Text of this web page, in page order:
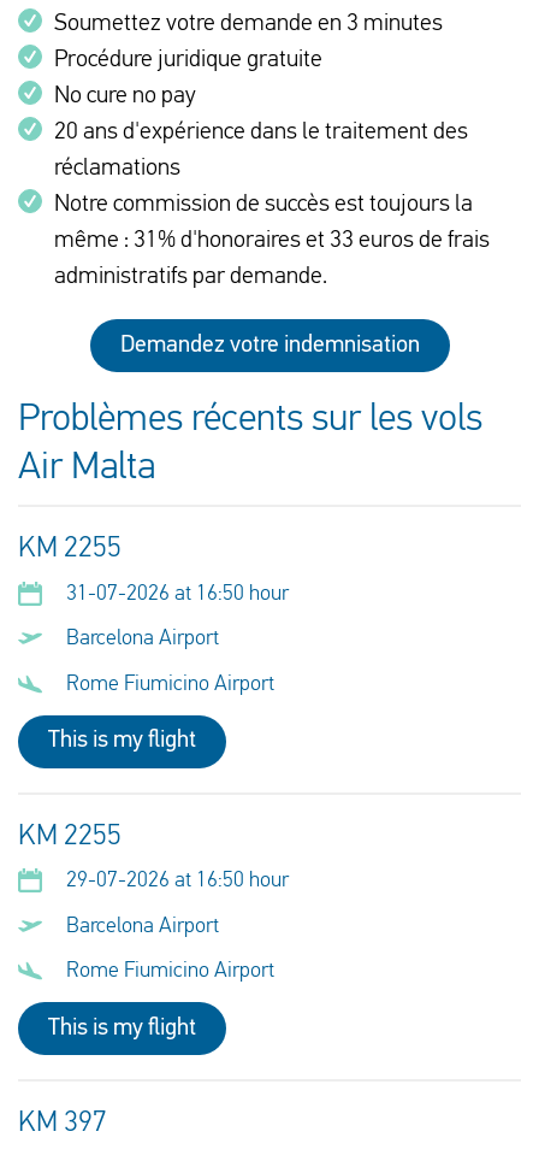
Soumettez votre demande en 3 minutes
Procédure juridique gratuite
No cure no pay
20 ans d'expérience dans le traitement des
réclamations
Notre commission de succès est toujours la
même : 31% d'honoraires et 33 euros de frais
administratifs par demande.
Demandez votre indemnisation
Problèmes récents sur les vols
Air Malta
KM 2255
31-07-2026 at 16:50 hour
Barcelona Airport
Rome Fiumicino Airport
This is my flight
KM 2255
29-07-2026 at 16:50 hour
Barcelona Airport
Rome Fiumicino Airport
This is my flight
KM 397